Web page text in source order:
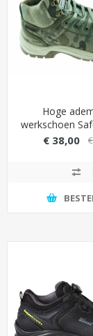
Hoge
werkschoen
Desert Multi
€ 38,00